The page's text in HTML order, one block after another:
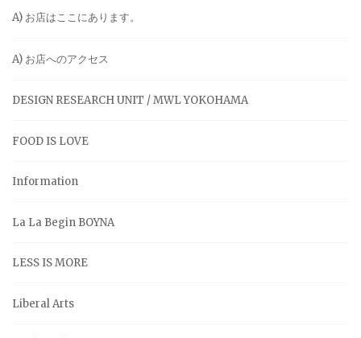
A) お店はここにあります。
A) お店へのアクセス
DESIGN RESEARCH UNIT / MWL YOKOHAMA
FOOD IS LOVE
Information
La La Begin BOYNA
LESS IS MORE
Liberal Arts